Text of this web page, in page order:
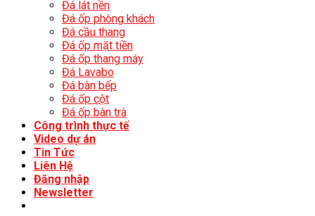
Đá lát nền
Đá ốp phòng khách
Đá cầu thang
Đá ốp mặt tiền
Đá ốp thang máy
Đá Lavabo
Đá bàn bếp
Đá ốp cột
Đá ốp bàn trà
Công trình thực tế
Video dự án
Tin Tức
Liên Hệ
Đăng nhập
Newsletter